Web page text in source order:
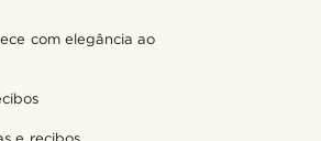
com elegância ao